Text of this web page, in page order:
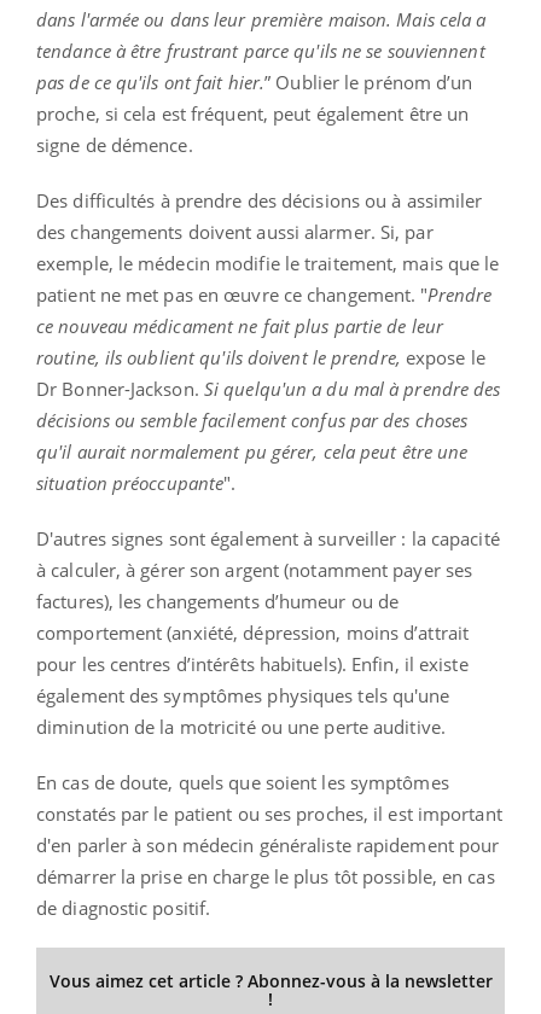
dans l'armée ou dans leur première maison. Mais cela a
tendance à être frustrant parce qu'ils ne se souviennent
pas de ce qu'ils ont fait hier.” Oublier le prénom d’un
proche, si cela est fréquent, peut également être un
signe de démence.
Des difficultés à prendre des décisions ou à assimiler
des changements doivent aussi alarmer. Si, par
exemple, le médecin modifie le traitement, mais que le
patient ne met pas en œuvre ce changement. "Prendre
ce nouveau médicament ne fait plus partie de leur
routine, ils oublient qu'ils doivent le prendre, expose le
Dr Bonner-Jackson. Si quelqu'un a du mal à prendre des
décisions ou semble facilement confus par des choses
qu'il aurait normalement pu gérer, cela peut être une
situation préoccupante".
D'autres signes sont également à surveiller : la capacité
à calculer, à gérer son argent (notamment payer ses
factures), les changements d’humeur ou de
comportement (anxiété, dépression, moins d’attrait
pour les centres d’intérêts habituels). Enfin, il existe
également des symptômes physiques tels qu'une
diminution de la motricité ou une perte auditive.
En cas de doute, quels que soient les symptômes
constatés par le patient ou ses proches, il est important
d'en parler à son médecin généraliste rapidement pour
démarrer la prise en charge le plus tôt possible, en cas
de diagnostic positif.
Vous aimez cet article ? Abonnez-vous à la newsletter
!